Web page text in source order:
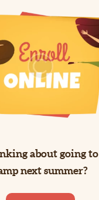
about going to
next summer?